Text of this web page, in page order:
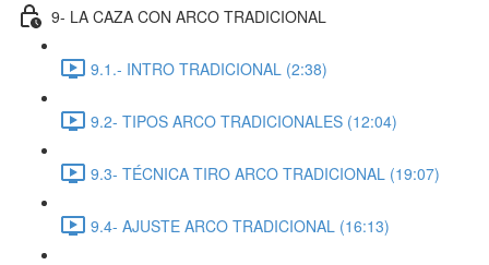
9- LA CAZA CON ARCO TRADICIONAL
9.1.- INTRO TRADICIONAL (2:38)
9.2- TIPOS ARCO TRADICIONALES (12:04)
9.3- TÉCNICA TIRO ARCO TRADICIONAL (19:07)
9.4- AJUSTE ARCO TRADICIONAL (16:13)